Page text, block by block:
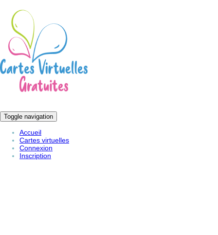
Toggle navigation
Accueil
Cartes virtuelles
Connexion
Inscription